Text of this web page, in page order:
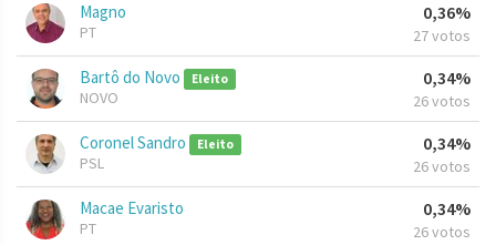
Magno
PT
0,36%
27 votos
Bartô do Novo Eleito
NOVO
0,34%
26 votos
Coronel Sandro Eleito
PSL
0,34%
26 votos
Macae Evaristo
PT
0,34%
26 votos